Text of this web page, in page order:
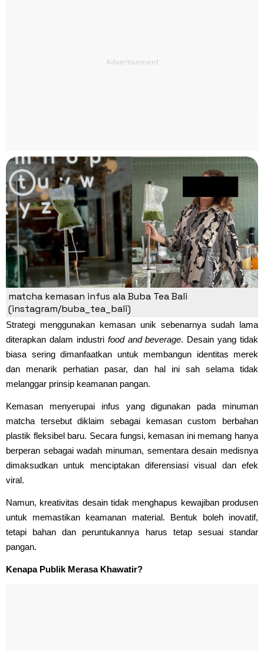
matcha kemasan infus ala Buba Tea Bali
(instagram/buba_tea_bali)
Strategi menggunakan kemasan unik sebenarnya sudah lama
diterapkan dalam industri food and beverage. Desain yang tidak
biasa sering dimanfaatkan untuk membangun identitas merek
dan menarik perhatian pasar, dan hal ini sah selama tidak
melanggar prinsip keamanan pangan.
Kemasan menyerupai infus yang digunakan pada minuman
matcha tersebut diklaim sebagai kemasan custom berbahan
plastik fleksibel baru. Secara fungsi, kemasan ini memang hanya
berperan sebagai wadah minuman, sementara desain medisnya
dimaksudkan untuk menciptakan diferensiasi visual dan efek
viral.
Namun, kreativitas desain tidak menghapus kewajiban produsen
untuk memastikan keamanan material. Bentuk boleh inovatif,
tetapi bahan dan peruntukannya harus tetap sesuai standar
pangan.
Kenapa Publik Merasa Khawatir?